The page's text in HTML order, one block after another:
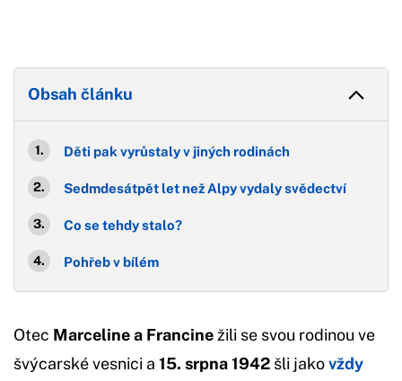
Obsah článku
Děti pak vyrůstaly v jiných rodinách
Sedmdesátpět let než Alpy vydaly svědectví
Co se tehdy stalo?
Pohřeb v bílém
Otec Marceline a Francine žili se svou rodinou ve
švýcarské vesnici a 15. srpna 1942 šli jakovždy